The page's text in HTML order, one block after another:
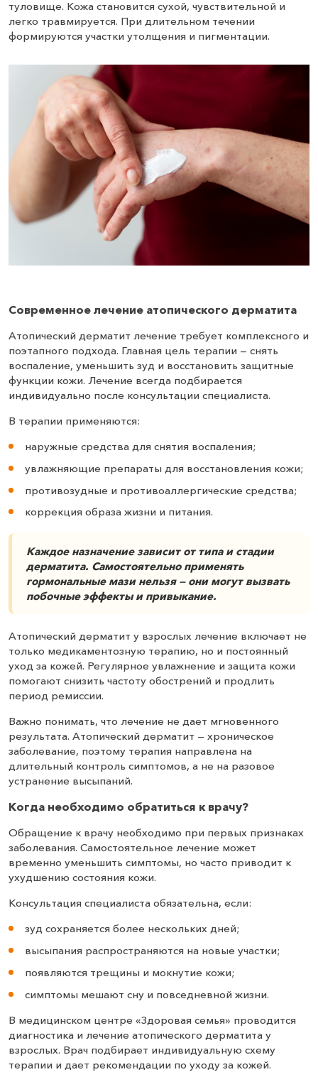
туловище. Кожа становится сухой, чувствительной и
легко травмируется. При длительном течении
формируются участки утолщения и пигментации.
Современное лечение атопического дерматита
Атопический дерматит лечение требует комплексного и
поэтапного подхода. Главная цель терапии — снять
воспаление, уменьшить зуд и восстановить защитные
функции кожи. Лечение всегда подбирается
индивидуально после консультации специалиста.
В терапии применяются:
наружные средства для снятия воспаления;
увлажняющие препараты для восстановления кожи;
противозудные и противоаллергические средства;
коррекция образа жизни и питания.
Каждое назначение зависит от типа и стадии
дерматита. Самостоятельно применять
гормональные мази нельзя — они могут вызвать
побочные эффекты и привыкание.
Атопический дерматит у взрослых лечение включает не
только медикаментозную терапию, но и постоянный
уход за кожей. Регулярное увлажнение и защита кожи
помогают снизить частоту обострений и продлить
период ремиссии.
Важно понимать, что лечение не дает мгновенного
результата. Атопический дерматит — хроническое
заболевание, поэтому терапия направлена на
длительный контроль симптомов, а не на разовое
устранение высыпаний.
Когда необходимо обратиться к врачу?
Обращение к врачу необходимо при первых признаках
заболевания. Самостоятельное лечение может
временно уменьшить симптомы, но часто приводит к
ухудшению состояния кожи.
Консультация специалиста обязательна, если:
зуд сохраняется более нескольких дней;
высыпания распространяются на новые участки;
появляются трещины и мокнутие кожи;
симптомы мешают сну и повседневной жизни.
В медицинском центре «Здоровая семья» проводится
диагностика и лечение атопического дерматита у
взрослых. Врач подбирает индивидуальную схему
терапии и дает рекомендации по уходу за кожей.